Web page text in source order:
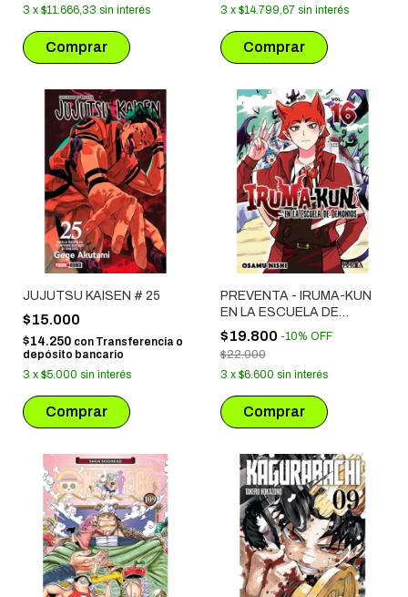
3 x $11.666,33 sin interés 3 x $14.799,67 sin interés
JUJUTSU KAISEN # 25
$15.000
$14.250 con Transferencia o
depósito bancario
3 x $5.000 sin interés
PREVENTA - IRUMA-KUN
EN LA ESCUELA DE
DEMONIOS # 16
$19.800 -10% OFF
$22.000
3 x $6.600 sin interés